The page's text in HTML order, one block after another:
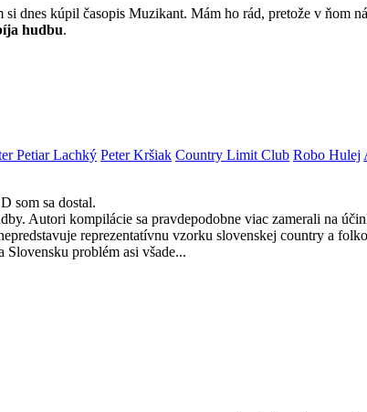
dnes kúpil časopis Muzikant. Mám ho rád, pretože v ňom
hudbu.
Petiar Lachký Peter Kršiak Country Limit Club Robo Hulej
som sa dostal.
Autori kompilácie sa pravdepodobne viac zamerali na
reprezentatívnu vzorku slovenskej country a
problém asi všade...